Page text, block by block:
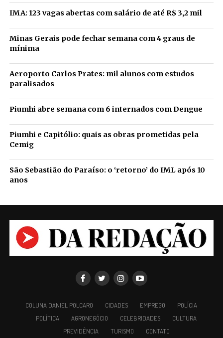
IMA: 123 vagas abertas com salário de até R$ 3,2 mil
Minas Gerais pode fechar semana com 4 graus de
mínima
Aeroporto Carlos Prates: mil alunos com estudos
paralisados
Piumhi abre semana com 6 internados com Dengue
Piumhi e Capitólio: quais as obras prometidas pela
Cemig
São Sebastião do Paraíso: o ‘retorno’ do IML após 10
anos
COLUNA DANIEL POLCARO CIDADES EMPREGO
POLÍCIA
POLÍTICA
AGRONEGÓCIO CELEBRIDADES
CULTURA
PREVIDÊNCIA
TURISMO CONTATO